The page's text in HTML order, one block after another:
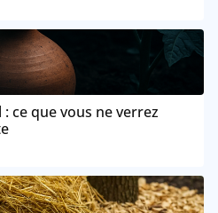
ce que vous ne verrez